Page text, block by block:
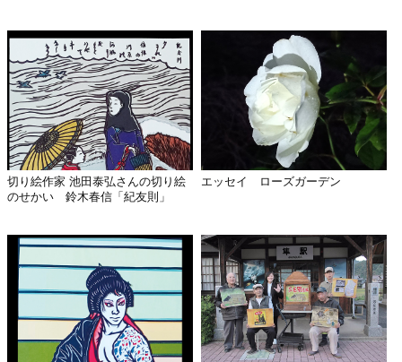
切り絵作家 池田泰弘さんの切り絵
のせかい 鈴木春信「紀友則」
エッセイ ローズガーデン